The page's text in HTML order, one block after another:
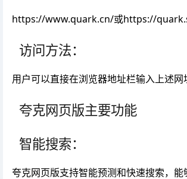
https://www.quark.cn/或https://
访问方法：
用户可以直接在浏览器地址栏输入上述网
夸克网页版主要功能
智能搜索：
夸克网页版支持智能预测和快速搜索，